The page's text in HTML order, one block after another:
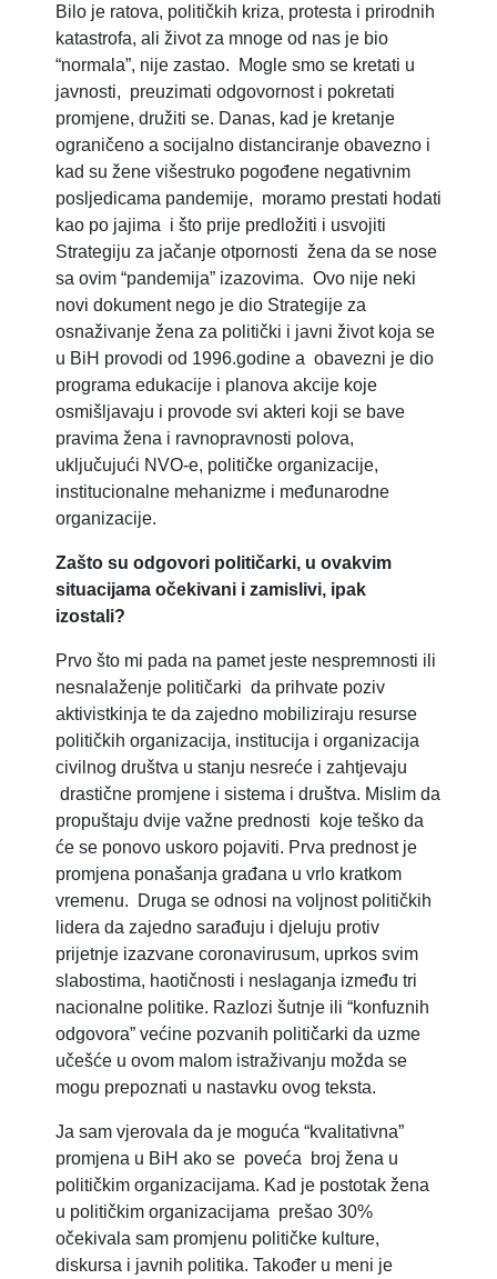
Bilo je ratova, političkih kriza, protesta i prirodnih
katastrofa, ali život za mnoge od nas je bio
“normala”, nije zastao. Mogle smo se kretati u
javnosti, preuzimati odgovornost i pokretati
promjene, družiti se. Danas, kad je kretanje
ograničeno a socijalno distanciranje obavezno i
kad su žene višestruko pogođene negativnim
posljedicama pandemije, moramo prestati hodati
kao po jajima i što prije predložiti i usvojiti
Strategiju za jačanje otpornosti žena da se nose
sa ovim “pandemija” izazovima. Ovo nije neki
novi dokument nego je dio Strategije za
osnaživanje žena za politički i javni život koja se
u BiH provodi od 1996.godine a obavezni je dio
programa edukacije i planova akcije koje
osmišljavaju i provode svi akteri koji se bave
pravima žena i ravnopravnosti polova,
uključujući NVO-e, političke organizacije,
institucionalne mehanizme i međunarodne
organizacije.
Zašto su odgovori političarki, u ovakvim
situacijama očekivani i zamislivi, ipak
izostali?
Prvo što mi pada na pamet jeste nespremnosti ili
nesnalaženje političarki da prihvate poziv
aktivistkinja te da zajedno mobiliziraju resurse
političkih organizacija, institucija i organizacija
civilnog društva u stanju nesreće i zahtjevaju
drastične promjene i sistema i društva. Mislim da
propuštaju dvije važne prednosti koje teško da
će se ponovo uskoro pojaviti. Prva prednost je
promjena ponašanja građana u vrlo kratkom
vremenu. Druga se odnosi na voljnost političkih
lidera da zajedno sarađuju i djeluju protiv
prijetnje izazvane coronavirusum, uprkos svim
slabostima, haotičnosti i neslaganja između tri
nacionalne politike. Razlozi šutnje ili “konfuznih
odgovora” većine pozvanih političarki da uzme
učešće u ovom malom istraživanju možda se
mogu prepoznati u nastavku ovog teksta.
Ja sam vjerovala da je moguća “kvalitativna”
promjena u BiH ako se poveća broj žena u
političkim organizacijama. Kad je postotak žena
u političkim organizacijama prešao 30%
očekivala sam promjenu političke kulture,
diskursa i javnih politika. Također u meni je